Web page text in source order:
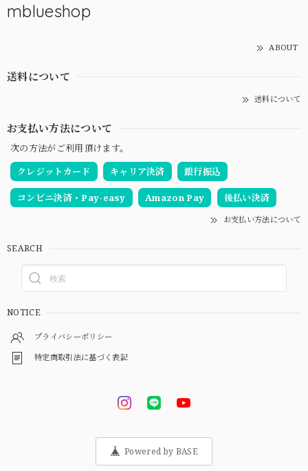
mblueshop
ABOUT
送料について
送料について
お支払い方法について
次の方法がご利用頂けます。
クレジットカード
キャリア決済 銀行振込
コンビニ決済・Pay-easy Amazon Pay 後払い決済
お支払い方法について
SEARCH
NOTICE
プライバシーポリシー
特定商取引法に基づく表記
Powered by BASE